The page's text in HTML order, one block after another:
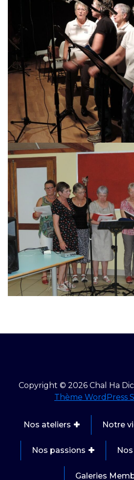
Copyright © 2026 Chal Ha
Thème WordPress
Nos ateliers Notre
Nos passions
Galeries